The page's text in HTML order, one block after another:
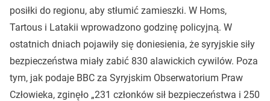
posiłki do regionu, aby stłumić zamieszki. W Homs,
Tartous i Latakii wprowadzono godzinę policyjną. W
ostatnich dniach pojawiły się doniesienia, że syryjskie siły
bezpieczeństwa miały zabić 830 alawickich cywilów. Poza
tym, jak podaje BBC za Syryjskim Obserwatorium Praw
Człowieka, zginęło „231 członków sił bezpieczeństwa i 250